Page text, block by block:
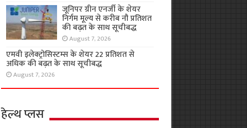
जूनिपर ग्रीन एनर्जी के शेयर
निर्गम मूल्य से करीब नौ प्रतिशत
की बढ़त के साथ सूचीबद्ध
August 7, 2026
एमवी इलेक्ट्रोसिस्टम्स के शेयर 22 प्रतिशत से
अधिक की बढ़त के साथ सूचीबद्ध
August 7, 2026
हेल्थ प्लस